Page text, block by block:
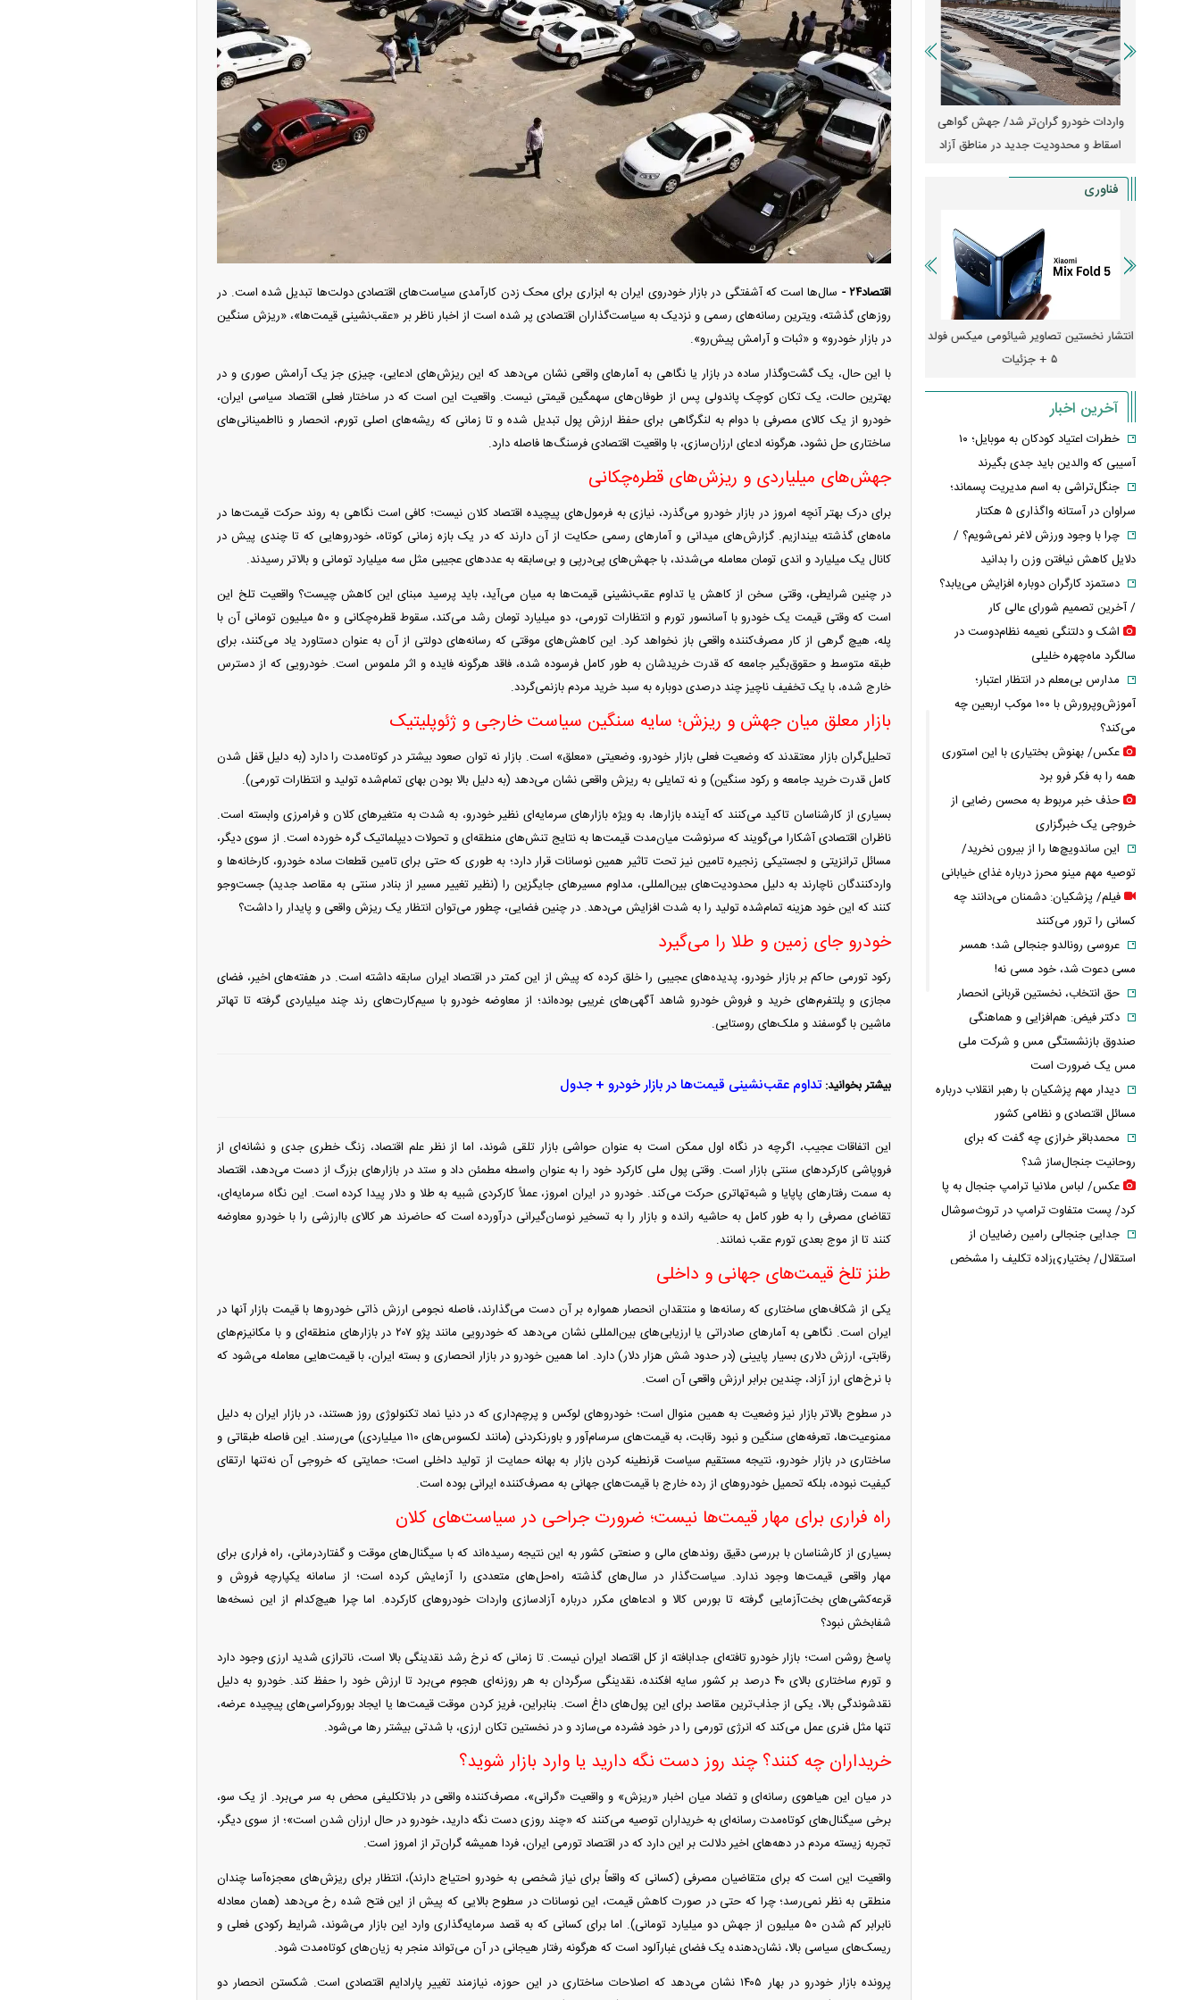
اقتصاد۲۴ -
سال‌ها است که آشفتگی در بازار خودروی ایران به ابزاری برای محک زدن کارآمدی سیاست‌های اقتصادی دولت‌ها تبدیل شده است. در
روز‌های گذشته، ویترین رسانه‌های رسمی و نزدیک به سیاست‌گذاران اقتصادی پر شده است از اخبار ناظر بر «عقب‌نشینی قیمت‌ها»، «ریزش سنگین
در بازار خودرو» و «ثبات و آرامش پیش‌رو».
با این حال، یک گشت‌وگذار ساده در بازار یا نگاهی به آمار‌های واقعی نشان می‌دهد که این ریزش‌های ادعایی، چیزی جز یک آرامش صوری و در
بهترین حالت، یک تکان کوچک پاندولی پس از طوفان‌های سهمگین قیمتی نیست. واقعیت این است که در ساختار فعلی اقتصاد سیاسی ایران،
خودرو از یک کالای مصرفی با دوام به لنگرگاهی برای حفظ ارزش پول تبدیل شده و تا زمانی که ریشه‌های اصلی تورم، انحصار و نااطمینانی‌های
ساختاری حل نشود، هرگونه ادعای ارزان‌سازی، با واقعیت اقتصادی فرسنگ‌ها فاصله دارد.
جهش‌های میلیاردی و ریزش‌های قطره‌چکانی
برای درک بهتر آنچه امروز در بازار خودرو می‌گذرد، نیازی به فرمول‌های پیچیده اقتصاد کلان نیست؛ کافی است نگاهی به روند حرکت قیمت‌ها در
ماه‌های گذشته بیندازیم. گزارش‌های میدانی و آمار‌های رسمی حکایت از آن دارند که در یک بازه زمانی کوتاه، خودرو‌هایی که تا چندی پیش در
کانال یک میلیارد و اندی تومان معامله می‌شدند، با جهش‌های پی‌درپی و بی‌سابقه به عدد‌های عجیبی مثل سه میلیارد تومانی و بالاتر رسیدند.
در چنین شرایطی، وقتی سخن از کاهش یا تداوم عقب‌نشینی قیمت‌ها به میان می‌آید، باید پرسید مبنای این کاهش چیست؟ واقعیت تلخ این
است که وقتی قیمت یک خودرو با آسانسور تورم و انتظارات تورمی، دو میلیارد تومان رشد می‌کند، سقوط قطره‌چکانی و ۵۰ میلیون تومانی آن با
پله، هیچ گرهی از کار مصرف‌کننده واقعی باز نخواهد کرد. این کاهش‌های موقتی که رسانه‌های دولتی از آن به عنوان دستاورد یاد می‌کنند، برای
طبقه متوسط و حقوق‌بگیر جامعه که قدرت خریدشان به طور کامل فرسوده شده، فاقد هرگونه فایده و اثر ملموس است. خودرویی که از دسترس
خارج شده، با یک تخفیف ناچیز چند درصدی دوباره به سبد خرید مردم بازنمی‌گردد.
بازار معلق میان جهش و ریزش؛ سایه سنگین سیاست خارجی و ژئوپلیتیک
تحلیل‌گران بازار معتقدند که وضعیت فعلی بازار خودرو، وضعیتی «معلق» است. بازار نه توان صعود بیشتر در کوتاه‌مدت را دارد (به دلیل قفل شدن
کامل قدرت خرید جامعه و رکود سنگین) و نه تمایلی به ریزش واقعی نشان می‌دهد (به دلیل بالا بودن بهای تمام‌شده تولید و انتظارات تورمی).
بسیاری از کارشناسان تاکید می‌کنند که آینده بازارها، به ویژه بازار‌های سرمایه‌ای نظیر خودرو، به شدت به متغیر‌های کلان و فرامرزی وابسته است.
ناظران اقتصادی آشکارا می‌گویند که سرنوشت میان‌مدت قیمت‌ها به نتایج تنش‌های منطقه‌ای و تحولات دیپلماتیک گره خورده است. از سوی دیگر،
مسائل ترانزیتی و لجستیکی زنجیره تامین نیز تحت تاثیر همین نوسانات قرار دارد؛ به طوری که حتی برای تامین قطعات ساده خودرو، کارخانه‌ها و
واردکنندگان ناچارند به دلیل محدودیت‌های بین‌المللی، مداوم مسیر‌های جایگزین را (نظیر تغییر مسیر از بنادر سنتی به مقاصد جدید) جست‌و‌جو
کنند که این خود هزینه تمام‌شده تولید را به شدت افزایش می‌دهد. در چنین فضایی، چطور می‌توان انتظار یک ریزش واقعی و پایدار را داشت؟
خودرو جای زمین و طلا را می‌گیرد
رکود تورمی حاکم بر بازار خودرو، پدیده‌های عجیبی را خلق کرده که پیش از این کمتر در اقتصاد ایران سابقه داشته است. در هفته‌های اخیر، فضای
مجازی و پلتفرم‌های خرید و فروش خودرو شاهد آگهی‌های غریبی بوده‌اند؛ از معاوضه خودرو با سیم‌کارت‌های رند چند میلیاردی گرفته تا تهاتر
ماشین با گوسفند و ملک‌های روستایی.
بیشتر بخوانید:تداوم عقب‌نشینی قیمت‌ها در بازار خودرو + جدول
این اتفاقات عجیب، اگرچه در نگاه اول ممکن است به عنوان حواشی بازار تلقی شوند، اما از نظر علم اقتصاد، زنگ خطری جدی و نشانه‌ای از
فروپاشی کارکرد‌های سنتی بازار است. وقتی پول ملی کارکرد خود را به عنوان واسطه مطمئن داد و ستد در بازار‌های بزرگ از دست می‌دهد، اقتصاد
به سمت رفتار‌های پا‌پایا و شبه‌تهاتری حرکت می‌کند. خودرو در ایران امروز، عملاً کارکردی شبیه به طلا و دلار پیدا کرده است. این نگاه سرمایه‌ای،
تقاضای مصرفی را به طور کامل به حاشیه رانده و بازار را به تسخیر نوسان‌گیرانی درآورده است که حاضرند هر کالای باارزشی را با خودرو معاوضه
کنند تا از موج بعدی تورم عقب نمانند.
طنز تلخ قیمت‌های جهانی و داخلی
یکی از شکاف‌های ساختاری که رسانه‌ها و منتقدان انحصار همواره بر آن دست می‌گذارند، فاصله نجومی ارزش ذاتی خودرو‌ها با قیمت بازار آنها در
ایران است. نگاهی به آمار‌های صادراتی یا ارزیابی‌های بین‌المللی نشان می‌دهد که خودرویی مانند پژو ۲۰۷ در بازار‌های منطقه‌ای و با مکانیزم‌های
رقابتی، ارزش دلاری بسیار پایینی (در حدود شش هزار دلار) دارد. اما همین خودرو در بازار انحصاری و بسته ایران، با قیمت‌هایی معامله می‌شود که
با نرخ‌های ارز آزاد، چندین برابر ارزش واقعی آن است.
در سطوح بالاتر بازار نیز وضعیت به همین منوال است؛ خودرو‌های لوکس و پرچم‌داری که در دنیا نماد تکنولوژی روز هستند، در بازار ایران به دلیل
ممنوعیت‌ها، تعرفه‌های سنگین و نبود رقابت، به قیمت‌های سرسام‌آور و باورنکردنی (مانند لکسوس‌های ۱۱۰ میلیاردی) می‌رسند. این فاصله طبقاتی و
ساختاری در بازار خودرو، نتیجه مستقیم سیاست قرنطینه کردن بازار به بهانه حمایت از تولید داخلی است؛ حمایتی که خروجی آن نه‌تنها ارتقای
کیفیت نبوده، بلکه تحمیل خودرو‌های از رده خارج با قیمت‌های جهانی به مصرف‌کننده ایرانی بوده است.
راه فراری برای مهار قیمت‌ها نیست؛ ضرورت جراحی در سیاست‌های کلان
بسیاری از کارشناسان با بررسی دقیق روند‌های مالی و صنعتی کشور به این نتیجه رسیده‌اند که با سیگنال‌های موقت و گفتاردرمانی، راه فراری برای
مهار واقعی قیمت‌ها وجود ندارد. سیاست‌گذار در سال‌های گذشته راه‌حل‌های متعددی را آزمایش کرده است؛ از سامانه یکپارچه فروش و
قرعه‌کشی‌های بخت‌آزمایی گرفته تا بورس کالا و ادعا‌های مکرر درباره آزادسازی واردات خودرو‌های کارکرده. اما چرا هیچ‌کدام از این نسخه‌ها
شفا‌بخش نبود؟
پاسخ روشن است؛ بازار خودرو تافته‌ای جدا‌بافته از کل اقتصاد ایران نیست. تا زمانی که نرخ رشد نقدینگی بالا است، ناترازی شدید ارزی وجود دارد
و تورم ساختاری بالای ۴۰ درصد بر کشور سایه افکنده، نقدینگی سرگردان به هر روزنه‌ای هجوم می‌برد تا ارزش خود را حفظ کند. خودرو به دلیل
نقدشوندگی بالا، یکی از جذاب‌ترین مقاصد برای این پول‌های داغ است. بنابراین، فریز کردن موقت قیمت‌ها یا ایجاد بوروکراسی‌های پیچیده عرضه،
تنها مثل فنری عمل می‌کند که انرژی تورمی را در خود فشرده می‌سازد و در نخستین تکان ارزی، با شدتی بیشتر رها می‌شود.
خریداران چه کنند؟ چند روز دست نگه دارید یا وارد بازار شوید؟
در میان این هیاهوی رسانه‌ای و تضاد میان اخبار «ریزش» و واقعیت «گرانی»، مصرف‌کننده واقعی در بلاتکلیفی محض به سر می‌برد. از یک سو،
برخی سیگنال‌های کوتاه‌مدت رسانه‌ای به خریداران توصیه می‌کنند که «چند روزی دست نگه دارید، خودرو در حال ارزان شدن است»؛ از سوی دیگر،
تجربه زیسته مردم در دهه‌های اخیر دلالت بر این دارد که در اقتصاد تورمی ایران، فردا همیشه گران‌تر از امروز است.
واقعیت این است که برای متقاضیان مصرفی (کسانی که واقعاً برای نیاز شخصی به خودرو احتیاج دارند)، انتظار برای ریزش‌های معجزه‌آسا چندان
منطقی به نظر نمی‌رسد؛ چرا که حتی در صورت کاهش قیمت، این نوسانات در سطوح بالایی که پیش از این فتح شده رخ می‌دهد (همان معادله
نابرابر کم شدن ۵۰ میلیون از جهش دو میلیارد تومانی). اما برای کسانی که به قصد سرمایه‌گذاری وارد این بازار می‌شوند، شرایط رکودی فعلی و
ریسک‌های سیاسی بالا، نشان‌دهنده یک فضای غبارآلود است که هرگونه رفتار هیجانی در آن می‌تواند منجر به زیان‌های کوتاه‌مدت شود.
پرونده بازار خودرو در بهار ۱۴۰۵ نشان می‌دهد که اصلاحات ساختاری در این حوزه، نیازمند تغییر پارادایم اقتصادی است. شکستن انحصار دو
واردات خودرو گران‌تر شد/ جهش گواهی
اسقاط و محدودیت جدید در مناطق آزاد
امتیاز واردات خودرو ۳ میلیارد تومان! / رانت
جدید در بازار خودرو چیست؟
جزئیات
واردات خودرو گران‌تر شد/ جهش گواهی
اسقاط و محدودیت جدید در مناطق آزاد
فناوری
انتشار نخستین تصاویر شیائومی میکس فولد
۵ + جزئیات
چگونه جنگ معاملات «هوش مصنوعی»
آخرین اخبار
خطرات اعتیاد کودکان به موبایل؛ ۱۰
آسیبی که والدین باید جدی بگیرند
جنگل‌تراشی به اسم مدیریت پسماند؛
سراوان در آستانه واگذاری ۵ هکتار
چرا با وجود ورزش لاغر نمی‌شویم؟ /
دلایل کاهش نیافتن وزن را بدانید
دستمزد کارگران دوباره افزایش می‌یابد؟
/ آخرین تصمیم شورای عالی کار
اشک و دلتنگی نعیمه نظام‌دوست در
سالگرد ماه‌چهره خلیلی
مدارس بی‌معلم در انتظار اعتبار؛
آموزش‌وپرورش با ۱۰۰ موکب اربعین چه
می‌کند؟
عکس/ بهنوش بختیاری با این استوری
همه را به فکر فرو برد
حذف خبر مربوط به محسن رضایی از
خروجی یک خبرگزاری
این ساندویچ‌ها را از بیرون نخرید/
توصیه مهم مینو محرز درباره غذای خیابانی
فیلم/ پزشکیان: دشمنان می‌دانند چه
کسانی را ترور می‌کنند
عروسی رونالدو جنجالی شد؛ همسر
مسی دعوت شد، خود مسی نه!
حق انتخاب، نخستین قربانی انحصار
دکتر فیض: هم‌افزایی و هماهنگی
صندوق بازنشستگی مس و شرکت ملی
مس یک ضرورت است
دیدار مهم پزشکیان با رهبر انقلاب درباره
مسائل اقتصادی و نظامی کشور
محمدباقر خرازی چه گفت که برای
روحانیت جنجال‌ساز شد؟
عکس/ لباس ملانیا ترامپ جنجال به پا
کرد/ پست متفاوت ترامپ در تروث‌سوشال
جدایی جنجالی رامین رضاییان از
استقلال/ بختیاری‌زاده تکلیف را مشخص